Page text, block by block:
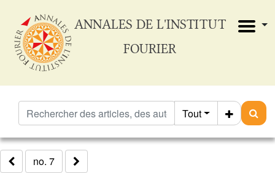
ANNALES DE L'INSTITUT
FOURIER
Tout
no. 7